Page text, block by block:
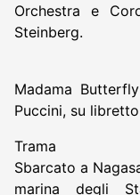
Orchestra e
Steinberg.
Madama
Puccini, su
Trama
Sbarcato a
marina degli